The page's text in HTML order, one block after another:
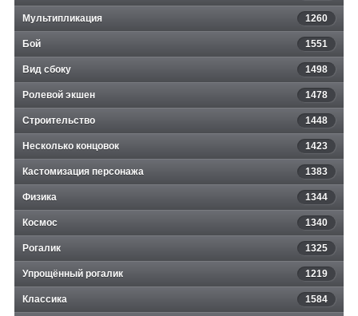
Мультипликация 1260
Бой 1551
Вид сбоку 1498
Ролевой экшен 1478
Строительство 1448
Несколько концовок 1423
Кастомизация персонажа 1383
Физика 1344
Космос 1340
Рогалик 1325
Упрощённый рогалик 1219
Классика 1584